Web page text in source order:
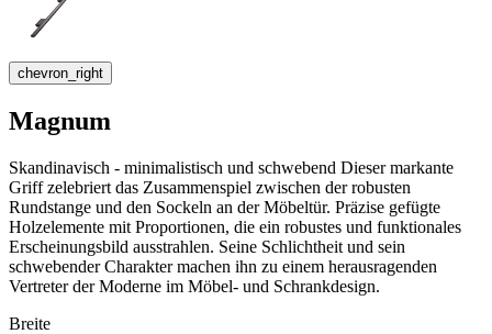
chevron_right
Magnum
Skandinavisch - minimalistisch und schwebend Dieser markante
Griff zelebriert das Zusammenspiel zwischen der robusten
Rundstange und den Sockeln an der Möbeltür. Präzise gefügte
Holzelemente mit Proportionen, die ein robustes und funktionales
Erscheinungsbild ausstrahlen. Seine Schlichtheit und sein
schwebender Charakter machen ihn zu einem herausragenden
Vertreter der Moderne im Möbel- und Schrankdesign.
Breite